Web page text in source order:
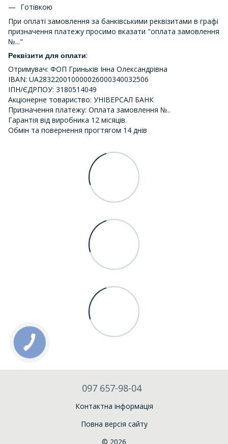
Готівкою
При оплаті замовлення за банківськими реквізитами в графі
призначення платежу просимо вказати "оплата замовлення
№..."
Реквізити для оплати:
Отримувач: ФОП Гриньків Інна Олександрівна
IBAN: UA283220010000026000340032506
ІПН/ЄДРПОУ: 3180514049
Акціонерне товариство: УНІВЕРСАЛ БАНК
Призначення платежу: Оплата замовлення №..
Гарантія від виробника 12 місяців.
Обмін та повернення прогтягом 14 днів
097 657-98-04
Контактна інформація
Повна версія сайту
© 2026